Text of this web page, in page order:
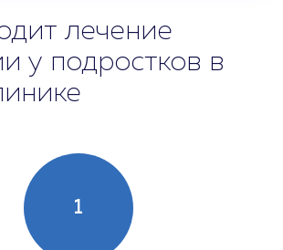
лечение
у подростков в
1